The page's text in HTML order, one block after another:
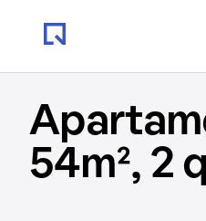
54m², 2